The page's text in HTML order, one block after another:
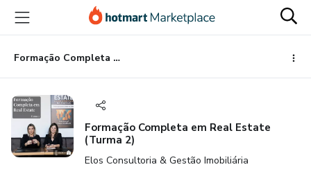
para
conteúdo
principal
para
pagamento
para
rodapé
Formação Completa em Real Estate (Turma 2)
Formação Completa em Real Estate
(Turma 2)
Elos Consultoria & Gestão Imobiliária